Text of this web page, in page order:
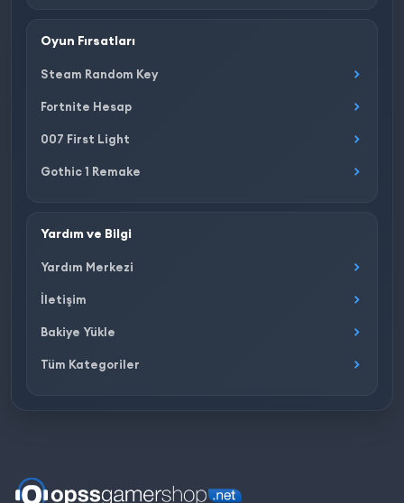
Oyun Fırsatları
Steam Random Key
Fortnite Hesap
007 First Light
Gothic 1 Remake
Yardım ve Bilgi
Yardım Merkezi
İletişim
Bakiye Yükle
Tüm Kategoriler